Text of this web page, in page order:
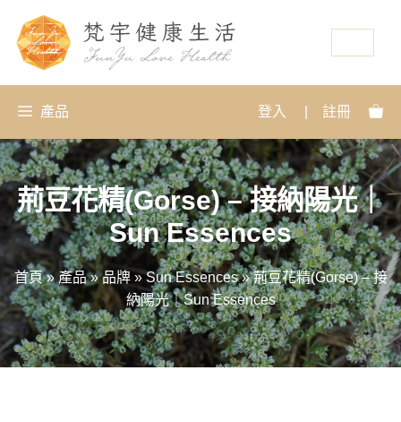
產品 登入 註冊
荊豆花精(Gorse) – 接納陽光｜
Sun Essences
首頁 » 產品 » 品牌 » Sun Essences » 荊豆花精(Gorse) – 接
納陽光｜Sun Essences